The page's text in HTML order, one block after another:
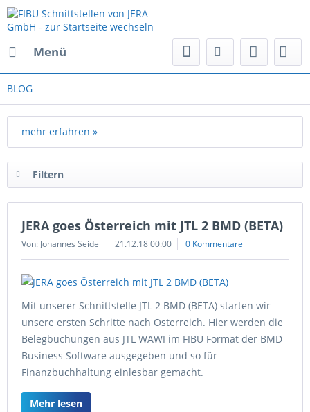
Menü
BLOG
mehr erfahren »
Filtern
JERA goes Österreich mit JTL 2 BMD (BETA)
Von: Johannes Seidel 21.12.18 00:00 0 Kommentare
Mit unserer Schnittstelle JTL 2 BMD (BETA) starten wir
unsere ersten Schritte nach Österreich. Hier werden die
Belegbuchungen aus JTL WAWI im FIBU Format der BMD
Business Software ausgegeben und so für
Finanzbuchhaltung einlesbar gemacht.
Mehr lesen